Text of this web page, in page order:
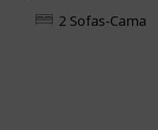
2 Sofas-Cama